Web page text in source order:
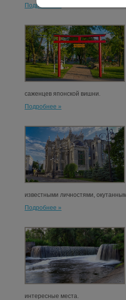
Подробнее »
саженцев японской вишни.
Подробнее »
известными личностями,
Подробнее »
интересные места.